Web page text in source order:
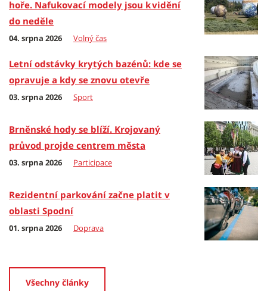
hoře. Nafukovací modely jsou k vidění
do neděle
04. srpna 2026 Volný čas
Letní odstávky krytých bazénů: kde se
opravuje a kdy se znovu otevře
03. srpna 2026 Sport
Brněnské hody se blíží. Krojovaný
průvod projde centrem města
03. srpna 2026 Participace
Rezidentní parkování začne platit v
oblasti Spodní
01. srpna 2026 Doprava
Všechny články